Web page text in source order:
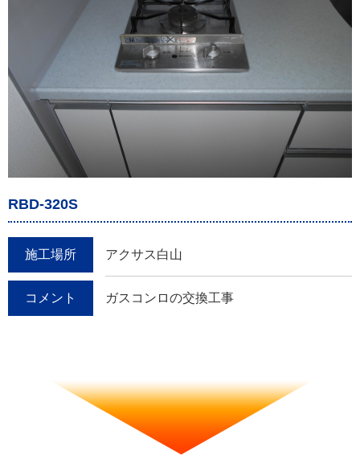
RBD-320S
施工場所 アクサス白山
コメント ガスコンロの交換工事